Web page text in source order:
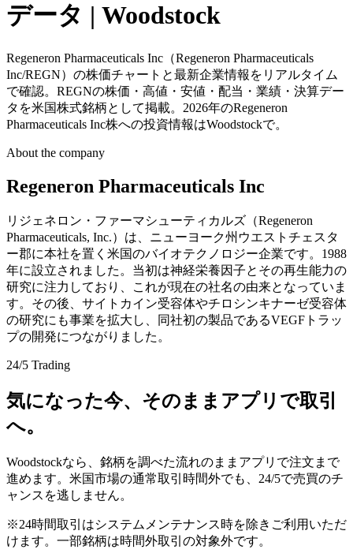
データ | Woodstock
Regeneron Pharmaceuticals Inc（Regeneron Pharmaceuticals
Inc/REGN）の株価チャートと最新企業情報をリアルタイム
で確認。REGNの株価・高値・安値・配当・業績・決算デー
タを米国株式銘柄として掲載。2026年のRegeneron
Pharmaceuticals Inc株への投資情報はWoodstockで。
About the company
Regeneron Pharmaceuticals Inc
リジェネロン・ファーマシューティカルズ（Regeneron
Pharmaceuticals, Inc.）は、ニューヨーク州ウエストチェスタ
ー郡に本社を置く米国のバイオテクノロジー企業です。1988
年に設立されました。当初は神経栄養因子とその再生能力の
研究に注力しており、これが現在の社名の由来となっていま
す。その後、サイトカイン受容体やチロシンキナーゼ受容体
の研究にも事業を拡大し、同社初の製品であるVEGFトラッ
プの開発につながりました。
24/5 Trading
気になった今、そのままアプリで取引
へ。
Woodstockなら、銘柄を調べた流れのままアプリで注文まで
進めます。米国市場の通常取引時間外でも、24/5で売買のチ
ャンスを逃しません。
※24時間取引はシステムメンテナンス時を除きご利用いただ
けます。一部銘柄は時間外取引の対象外です。